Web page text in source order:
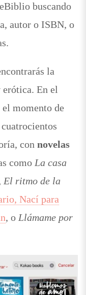
buscando
autor o ISBN, o
la
En el
momento de
con novelas
como La casa
El ritmo de la
Nací para
, o Llámame por